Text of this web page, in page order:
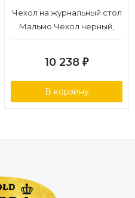
Чехол на журнальный стол
Мальмо Чехол черный,
10 238 ₽
В корзину